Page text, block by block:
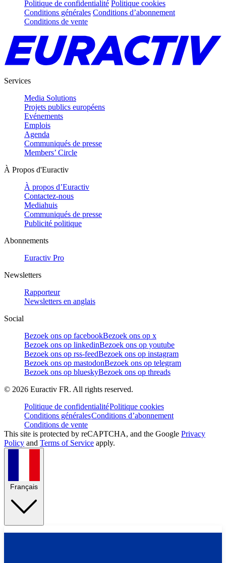
Politique de confidentialité Politique cookies
Conditions générales Conditions d’abonnement
Conditions de vente
Services
Media Solutions
Projets publics européens
Evénements
Emplois
Agenda
Communiqués de presse
Members’ Circle
À Propos d'Euractiv
À propos d’Euractiv
Contactez-nous
Mediahuis
Communiqués de presse
Publicité politique
Abonnements
Euractiv Pro
Newsletters
Rapporteur
Newsletters en anglais
Social
Bezoek ons op facebookBezoek ons op x
Bezoek ons op linkedinBezoek ons op youtube
Bezoek ons op rss-feedBezoek ons op instagram
Bezoek ons op mastodonBezoek ons op telegram
Bezoek ons op blueskyBezoek ons op threads
© 2026 Euractiv FR. All rights reserved.
Politique de confidentialitéPolitique cookies
Conditions généralesConditions d’abonnement
Conditions de vente
This site is protected by reCAPTCHA, and the Google Privacy
Policy and Terms of Service apply.
Français